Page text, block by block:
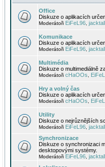
Office
Diskuze o aplikacích
Moderátoři EiFeL96
Komunikace
Diskuze o aplikacích
Moderátoři EiFeL96
Multimédia
Diskuze o multimediálně
Moderátoři cHaOOs
Hry a volný čas
Diskuze o aplikacích
Moderátoři cHaOOs
Utility
Diskuze o nejrůznějších
Moderátoři EiFeL96
Synchronizace
Diskuze o synchronizaci
desktopovými systémy.
Moderátoři EiFeL96